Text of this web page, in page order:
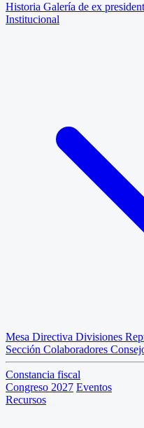
Historia Galería de ex
Institucional
Mesa Directiva Divisiones
Sección Colaboradores
Constancia fiscal
Congreso 2027 Eventos
Recursos